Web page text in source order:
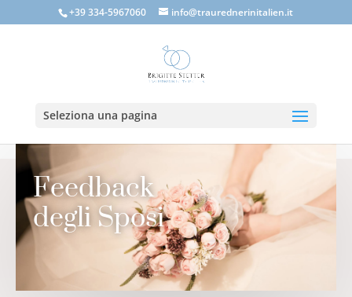
+39 334-5967060 info@traurednerinitalien.it
Seleziona una pagina
Feedback
degli Sposi